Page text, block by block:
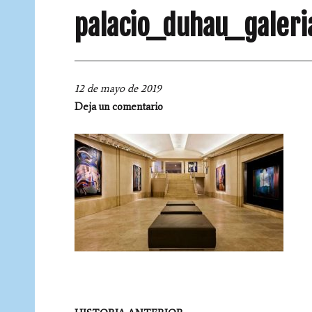
12 de mayo de 2019
Deja un comentario